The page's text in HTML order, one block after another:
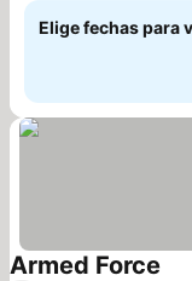
Elige fechas para
Armed Force